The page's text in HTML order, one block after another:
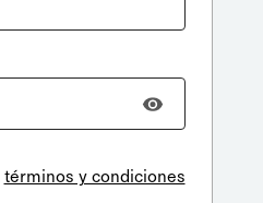
términos y condiciones